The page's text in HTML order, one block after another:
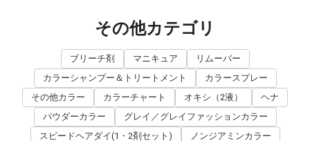
その他カテゴリ
ブリーチ剤 マニキュア
リムーバー
カラーシャンプー＆トリートメント
カラースプレー
その他カラー
カラーチャート オキシ（2液）
ヘナ
パウダーカラー
グレイ／グレイファッションカラー
スピードヘアダイ(1・2剤セット)
ノンジアミンカラー